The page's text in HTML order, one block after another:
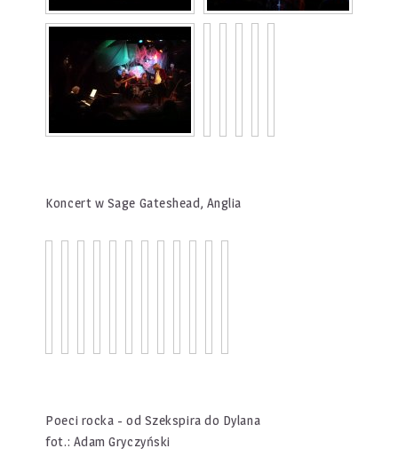
Koncert w Sage Gateshead, Anglia
Poeci rocka - od Szekspira do Dylana
fot.: Adam Gryczyński